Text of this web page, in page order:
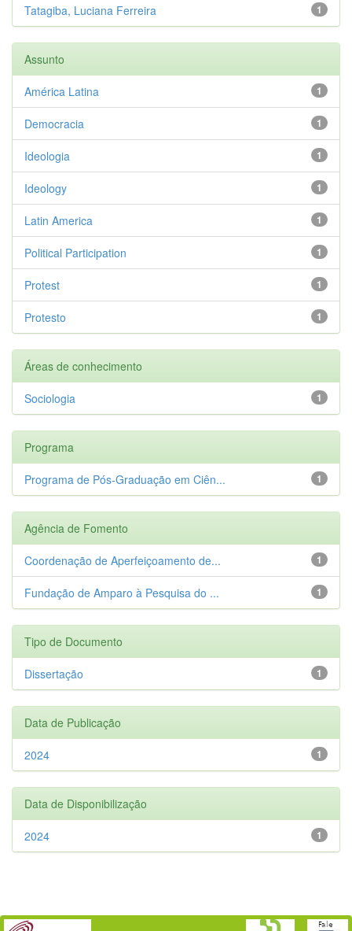
1
Tatagiba, Luciana Ferreira
Assunto
1
América Latina
1
Democracia
1
Ideologia
1
Ideology
1
Latin America
1
Political Participation
1
Protest
1
Protesto
Áreas de conhecimento
1
Sociologia
Programa
1
Programa de Pós-Graduação em Ciên...
Agência de Fomento
1
Coordenação de Aperfeiçoamento de...
1
Fundação de Amparo à Pesquisa do ...
Tipo de Documento
1
Dissertação
Data de Publicação
1
2024
Data de Disponibilização
1
2024